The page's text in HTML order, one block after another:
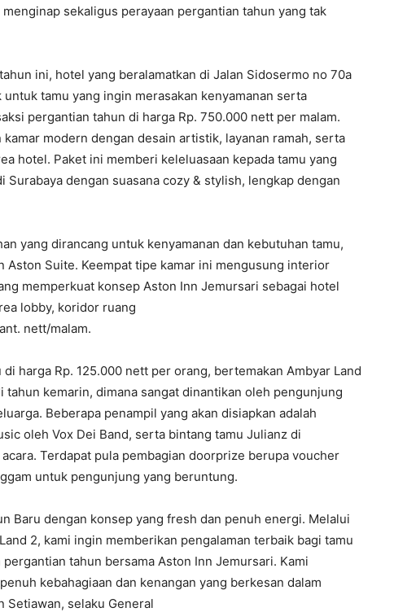
sekaligus perayaan pergantian tahun yang tak
ini, hotel yang beralamatkan di Jalan Sidosermo no 70a
tamu yang ingin merasakan kenyamanan serta
pergantian tahun di harga Rp. 750.000 nett per malam.
modern dengan desain artistik, layanan ramah, serta
hotel. Paket ini memberi keleluasaan kepada tamu yang
Surabaya dengan suasana cozy & stylish, lengkap dengan
yang dirancang untuk kenyamanan dan kebutuhan tamu,
Aston Suite. Keempat tipe kamar ini mengusung interior
memperkuat konsep Aston Inn Jemursari sebagai hotel
lobby, koridor ruang
nett/malam.
harga Rp. 125.000 nett per orang, bertemakan Ambyar Land
tahun kemarin, dimana sangat dinantikan oleh pengunjung
Beberapa penampil yang akan disiapkan adalah
oleh Vox Dei Band, serta bintang tamu Julianz di
Terdapat pula pembagian doorprize berupa voucher
untuk pengunjung yang beruntung.
Baru dengan konsep yang fresh dan penuh energi. Melalui
2, kami ingin memberikan pengalaman terbaik bagi tamu
tahun bersama Aston Inn Jemursari. Kami
kebahagiaan dan kenangan yang berkesan dalam
Setiawan, selaku General